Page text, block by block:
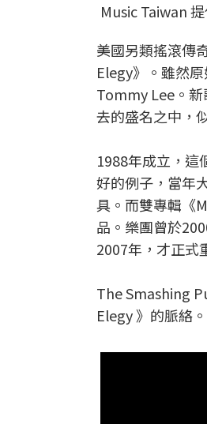
Music Taiwan 提
美國另類搖滾傳
Elegy》 。雖然
Tommy Lee。
去的盛名之中，
1988年成立，這
好的例子，當年
具 。而雙專輯 《
品。樂團曾於
2007年，才正式
The Smashing
Elegy》的脈絡。